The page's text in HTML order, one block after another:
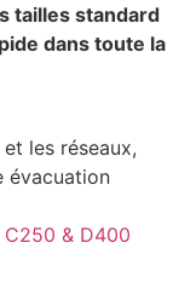
tailles standard
dans toute la
les réseaux,
évacuation
& D400